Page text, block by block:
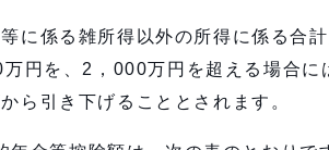
に係る雑所得以外の所得に係る合
万円を、2，000万円を超える場合
ら引き下げることとされます。